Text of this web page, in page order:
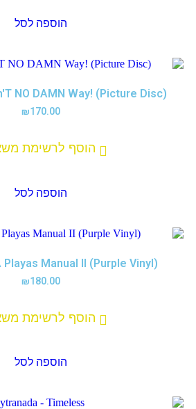
הוספה לסל
NO DAMN Way! (Picture Disc)
₪170.00
הוסף לרשימת
הוספה לסל
Playas Manual II (Purple Vinyl)
₪180.00
הוסף לרשימת
הוספה לסל